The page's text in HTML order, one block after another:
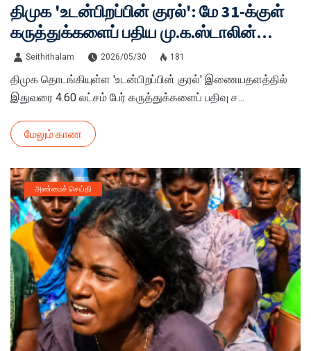
திமுக 'உடன்பிறப்பின் குரல்': மே 31-க்குள்
கருத்துக்களைப் பதிய மு.க.ஸ்டாலின்
அழைப்பு | செய்தித்தளம்.காம்
Seithithalam 2026/05/30 181
திமுக தொடங்கியுள்ள 'உடன்பிறப்பின் குரல்' இணையதளத்தில்
இதுவரை 4.60 லட்சம் பேர் கருத்துக்களைப் பதிவு ச...
மேலும் காண
அண்மைச் செய்தி